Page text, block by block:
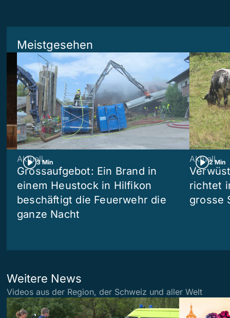
Meistgesehen
3 Min
Aktuell
Grossaufgebot: Ein Brand in
einem Heustock in Hilfikon
beschäftigt die Feuerwehr die
ganze Nacht
2 Min
Aktuell
richtet
grosse
Weitere News
Videos aus der Region, der Schweiz und aller Welt